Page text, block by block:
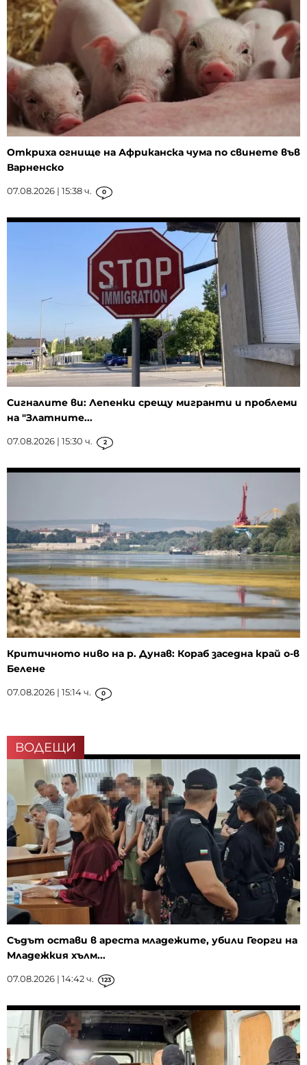
Откриха огнище на Африканска чума по свинете във
Варненско
07.08.2026 | 15:38 ч. 0
Сигналите ви: Лепенки срещу мигранти и проблеми
на "Златните...
07.08.2026 | 15:30 ч. 2
Критичното ниво на р. Дунав: Кораб заседна край о-в
Белене
07.08.2026 | 15:14 ч. 0
ВОДЕЩИ
Съдът остави в ареста младежите, убили Георги на
Младежкия хълм...
07.08.2026 | 14:42 ч. 123